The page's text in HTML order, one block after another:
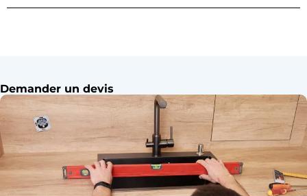
Demander un devis